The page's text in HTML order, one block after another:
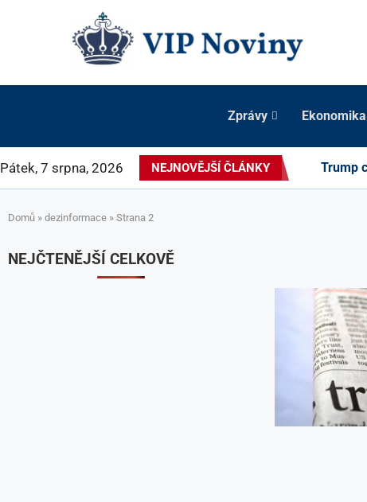
Zprávy Ekonomika
Pátek, 7 srpna, 2026 NEJNOVĚJŠÍ ČLÁNKY Trump
Domů » dezinformace » Strana 2
NEJČTENĚJŠÍ CELKOVĚ